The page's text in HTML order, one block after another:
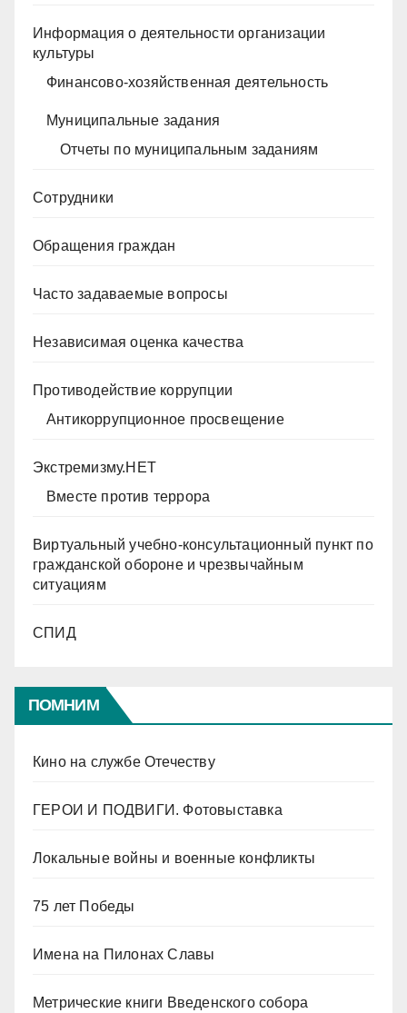
Информация о деятельности организации
культуры
Финансово-хозяйственная деятельность
Муниципальные задания
Отчеты по муниципальным заданиям
Сотрудники
Обращения граждан
Часто задаваемые вопросы
Независимая оценка качества
Противодействие коррупции
Антикоррупционное просвещение
Экстремизму.НЕТ
Вместе против террора
Виртуальный учебно-консультационный пункт по
гражданской обороне и чрезвычайным
ситуациям
СПИД
ПОМНИМ
Кино на службе Отечеству
ГЕРОИ И ПОДВИГИ. Фотовыставка
Локальные войны и военные конфликты
75 лет Победы
Имена на Пилонах Славы
Метрические книги Введенского собора